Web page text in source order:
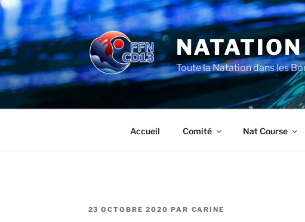
Aller
contenu
principal
Toute la Natation dans les
Accueil Comité Nat Course
PUBLIÉ
23 OCTOBRE 2020 PAR CARINE